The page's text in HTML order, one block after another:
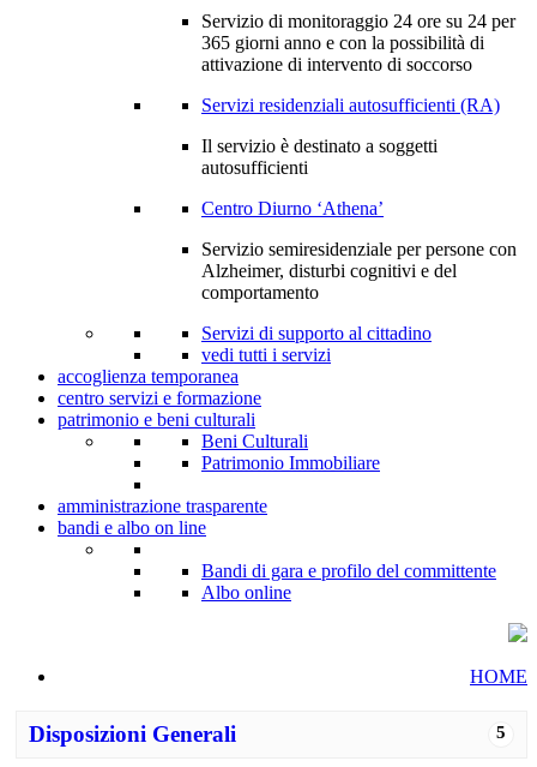
Servizio di monitoraggio 24 ore su 24 per
365 giorni anno e con la possibilità di
attivazione di intervento di soccorso
Servizi residenziali autosufficienti (RA)
Il servizio è destinato a soggetti
autosufficienti
Centro Diurno ‘Athena’
Servizio semiresidenziale per persone con
Alzheimer, disturbi cognitivi e del
comportamento
Servizi di supporto al cittadino
vedi tutti i servizi
accoglienza temporanea
centro servizi e formazione
patrimonio e beni culturali
Beni Culturali
Patrimonio Immobiliare
amministrazione trasparente
bandi e albo on line
Bandi di gara e profilo del committente
Albo online
HOME
5
Disposizioni Generali